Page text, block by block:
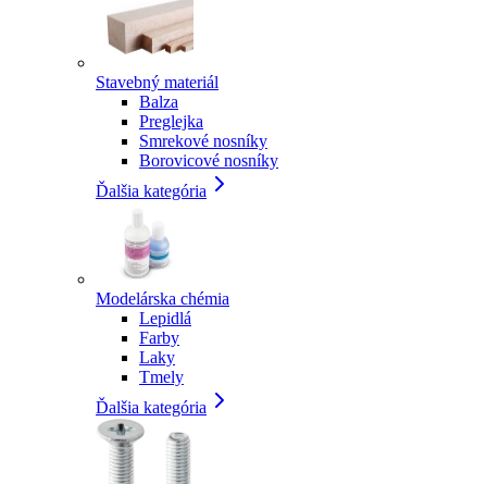
Stavebný materiál
Balza
Preglejka
Smrekové nosníky
Borovicové nosníky
Ďalšia kategória
Modelárska chémia
Lepidlá
Farby
Laky
Tmely
Ďalšia kategória